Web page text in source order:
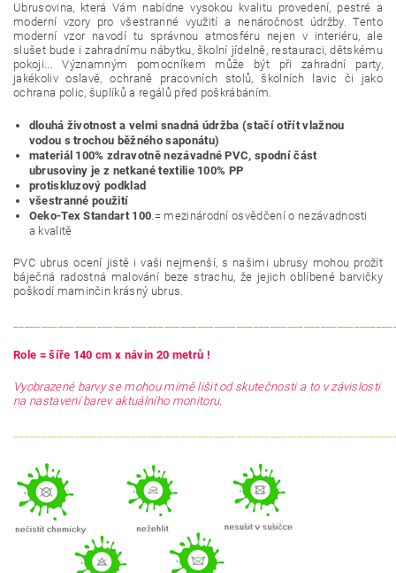
Ubrusovina, která Vám nabídne vysokou kvalitu provedení, pestré a
moderní vzory pro všestranné využití a nenáročnost údržby. Tento
moderní vzor navodí tu správnou atmosféru nejen v interiéru, ale
slušet bude i zahradnímu nábytku, školní jídelně, restauraci, dětskému
pokoji... Významným pomocníkem může být při zahradní party,
jakékoliv oslavě, ochraně pracovních stolů, školních lavic či jako
ochrana polic, šuplíků a regálů před poškrábáním.
dlouhá životnost a velmi snadná údržba (stačí otřít vlažnou
vodou s trochou běžného saponátu)
materiál 100% zdravotně nezávadné PVC, spodní část
ubrusoviny je z netkané textilie 100% PP
protiskluzový podklad
všestranné použití
Oeko-Tex Standart 100.= mezinárodní osvědčení o nezávadnosti
a kvalitě
PVC ubrus ocení jistě i vaši nejmenší, s našimi ubrusy mohou prožít
báječná radostná malování beze strachu, že jejich oblíbené barvičky
poškodí maminčin krásný ubrus.
Role = šíře 140 cm x návin 20 metrů !
Vyobrazené barvy se mohou mírně lišit od skutečnosti a to v závislosti
na nastavení barev aktuálního monitoru.